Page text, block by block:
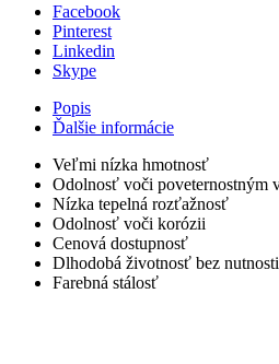
Facebook
Pinterest
Linkedin
Skype
Popis
Ďalšie informácie
Veľmi nízka hmotnosť
Odolnosť voči poveternostným
Nízka tepelná rozťažnosť
Odolnosť voči korózii
Cenová dostupnosť
Dlhodobá životnosť bez
Farebná stálosť